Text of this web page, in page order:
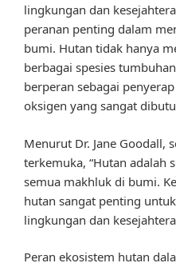
lingkungan dan
peranan penting dalam
bumi. Hutan tidak hanya
berbagai spesies
berperan sebagai
oksigen yang sangat
Menurut Dr. Jane Goodall,
terkemuka, “Hutan adalah
semua makhluk di bumi.
hutan sangat penting
lingkungan dan
Peran ekosistem hutan